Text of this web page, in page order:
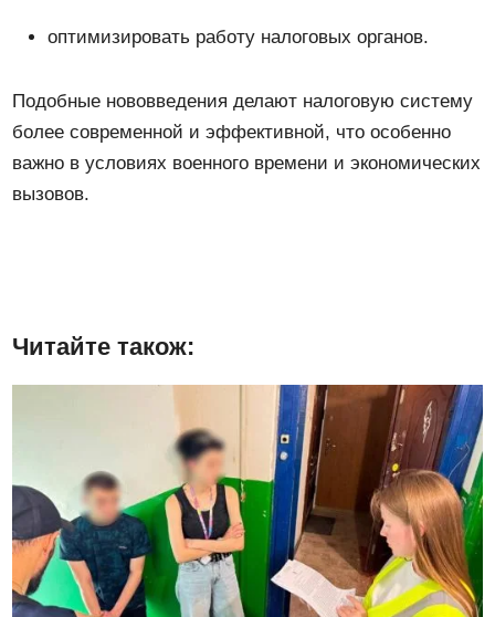
оптимизировать работу налоговых органов.
Подобные нововведения делают налоговую систему
более современной и эффективной, что особенно
важно в условиях военного времени и экономических
вызовов.
Читайте також: